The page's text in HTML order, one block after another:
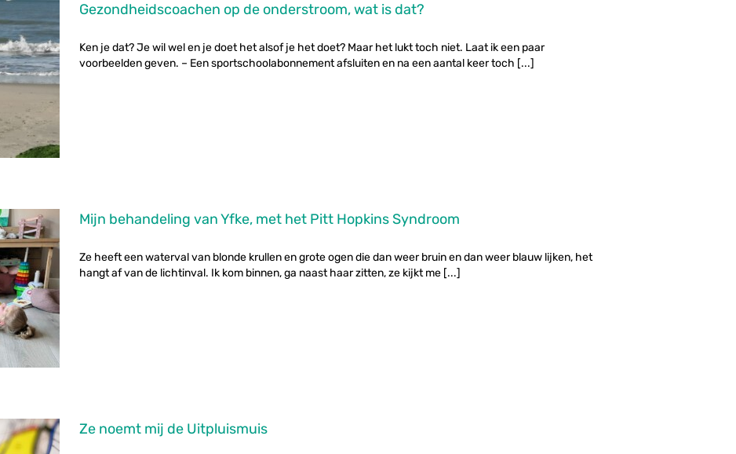
Gezondheidscoachen op de onderstroom, wat is dat?
Ken je dat? Je wil wel en je doet het alsof je het doet? Maar het lukt toch niet. Laat ik een paar
voorbeelden geven. – Een sportschoolabonnement afsluiten en na een aantal keer toch [...]
Mijn behandeling van Yfke, met het Pitt Hopkins Syndroom
Ze heeft een waterval van blonde krullen en grote ogen die dan weer bruin en dan weer blauw lijken, het
hangt af van de lichtinval. Ik kom binnen, ga naast haar zitten, ze kijkt me [...]
Ze noemt mij de Uitpluismuis